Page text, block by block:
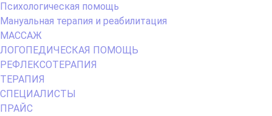
Психологическая помощь
Мануальная терапия и реабилитация
МАССАЖ
ЛОГОПЕДИЧЕСКАЯ ПОМОЩЬ
РЕФЛЕКСОТЕРАПИЯ
ТЕРАПИЯ
СПЕЦИАЛИСТЫ
ПРАЙС